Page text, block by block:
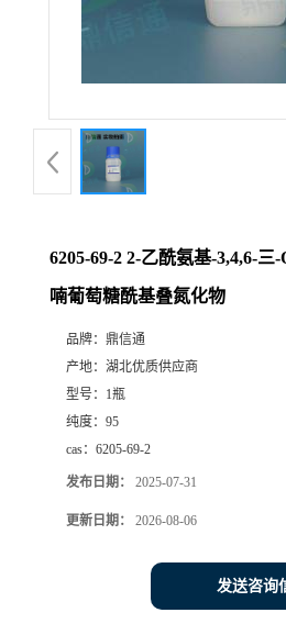
6205-69-2 2-乙酰氨基-3,4,6-
喃葡萄糖酰基叠氮化物
品牌： 鼎信通
产地： 湖北优质供应商
型号： 1瓶
纯度： 95
cas： 6205-69-2
发布日期： 2025-07-31
更新日期： 2026-08-06
发送咨询